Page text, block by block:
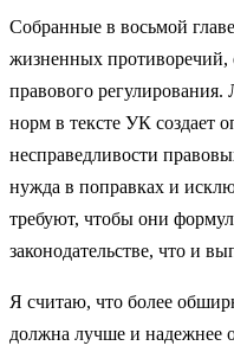
Собранные в восьмой
жизненных
правового
норм в тексте УК создает
несправедливости
нужда в поправках и
требуют, чтобы они
законодательстве, что и
Я считаю, что более
должна лучше и надежнее